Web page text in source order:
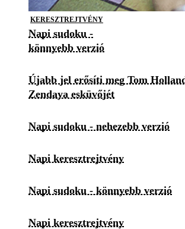
KERESZTREJTVÉNY
Napi sudoku -
könnyebb verzió
Újabb jel erősíti meg Tom
Zendaya esküvőjét
Napi sudoku - nehezebb verzió
Napi keresztrejtvény
Napi sudoku - könnyebb verzió
Napi keresztrejtvény